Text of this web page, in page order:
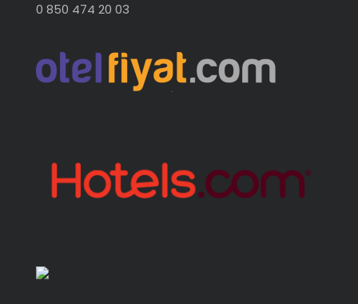
0 850 474 20 03